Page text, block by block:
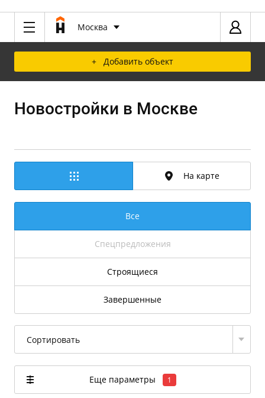
Москва
+ Добавить объект
Новостройки в Москве
На карте
Все
Спецпредложения
Строящиеся
Завершенные
Сортировать
Еще параметры 1